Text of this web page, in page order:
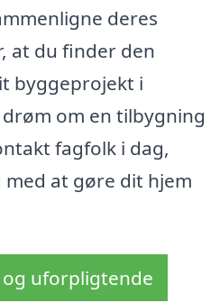
deres
at du finder den
byggeprojekt i
om en tilbygning
fagfolk i dag,
at gøre dit hjem
uforpligtende